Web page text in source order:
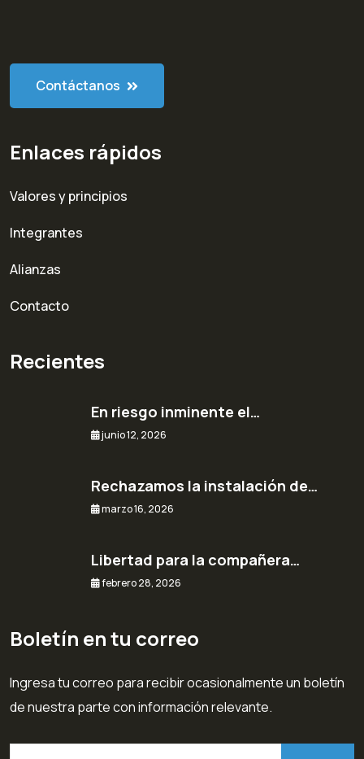
Contáctanos
Enlaces rápidos
Valores y principios
Integrantes
Alianzas
Contacto
Recientes
En riesgo inminente el…
junio 12, 2026
Rechazamos la instalación de…
marzo 16, 2026
Libertad para la compañera…
febrero 28, 2026
Boletín en tu correo
Ingresa tu correo para recibir ocasionalmente un boletín
de nuestra parte con información relevante.